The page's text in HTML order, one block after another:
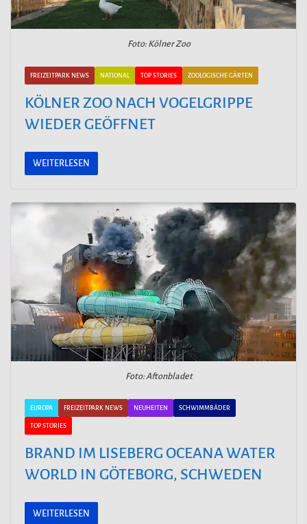
Foto: Kölner Zoo
FREIZEITPARK NEWS NATIONAL TOP STORIES ZOOLOGISCHE GÄRTEN
KÖLNER ZOO NACH VOGELGRIPPE
WIEDER GEÖFFNET
WEITERLESEN
Foto: Aftonbladet
EUROPA FREIZEITPARK NEWS NEUHEITEN SCHWIMMBÄDER
TOP STORIES
BRAND IM LISEBERG OCEANA WATER
WORLD IN GÖTEBORG, SCHWEDEN
WEITERLESEN